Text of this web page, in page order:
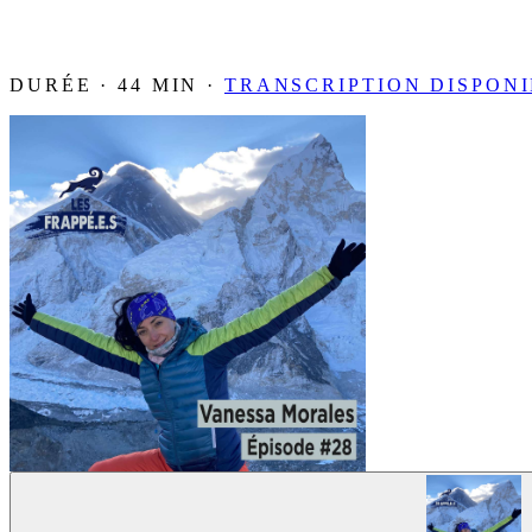
DURÉE · 44 MIN · TRANSCRIPTION